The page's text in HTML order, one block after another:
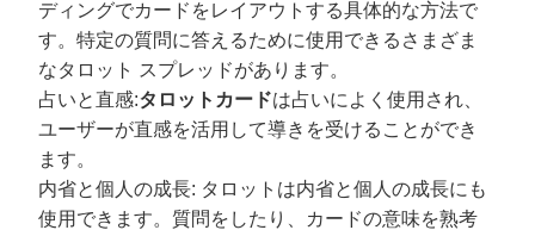
ディングでカードをレイアウトする具体的な方法で
す。特定の質問に答えるために使用できるさまざま
なタロット スプレッドがあります。
占いと直感:タロットカードは占いによく使用され、
ユーザーが直感を活用して導きを受けることができ
ます。
内省と個人の成長: タロットは内省と個人の成長にも
使用できます。質問をしたり、カードの意味を熟考